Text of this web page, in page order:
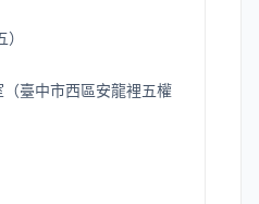
臺中市西區安龍裡五權